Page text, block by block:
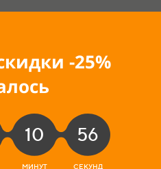
-25%
10 54
МИНУТ СЕКУНДЫ